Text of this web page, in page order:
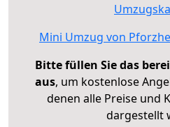
Mini Umzug von
Bitte füllen Sie das
aus, um kostenlose
denen alle Preise und
dargestellt